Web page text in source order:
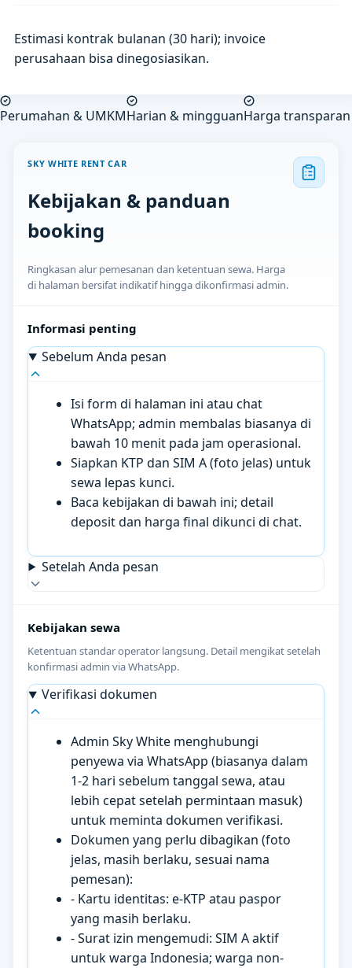
Estimasi kontrak bulanan (30 hari); invoice
perusahaan bisa dinegosiasikan.
Perumahan & UMKMHarian & mingguanHarga transparan
SKY WHITE RENT CAR
Kebijakan & panduan
booking
Ringkasan alur pemesanan dan ketentuan sewa. Harga
di halaman bersifat indikatif hingga dikonfirmasi admin.
Informasi penting
Sebelum Anda pesan
Isi form di halaman ini atau chat
WhatsApp; admin membalas biasanya di
bawah 10 menit pada jam operasional.
Siapkan KTP dan SIM A (foto jelas) untuk
sewa lepas kunci.
Baca kebijakan di bawah ini; detail
deposit dan harga final dikunci di chat.
Setelah Anda pesan
Kebijakan sewa
Ketentuan standar operator langsung. Detail mengikat setelah
konfirmasi admin via WhatsApp.
Verifikasi dokumen
Admin Sky White menghubungi
penyewa via WhatsApp (biasanya dalam
1-2 hari sebelum tanggal sewa, atau
lebih cepat setelah permintaan masuk)
untuk meminta dokumen verifikasi.
Dokumen yang perlu dibagikan (foto
jelas, masih berlaku, sesuai nama
pemesan):
- Kartu identitas: e-KTP atau paspor
yang masih berlaku.
- Surat izin mengemudi: SIM A aktif
untuk warga Indonesia; warga non-